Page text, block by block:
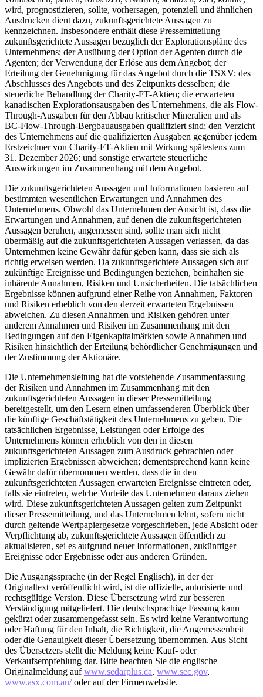
wird, prognostizieren, sollte, vorhersagen, potenziell und ähnlichen
Ausdrücken dient dazu, zukunftsgerichtete Aussagen zu
kennzeichnen. Insbesondere enthält diese Pressemitteilung
zukunftsgerichtete Aussagen bezüglich der Explorationspläne des
Unternehmens; der Ausübung der Option der Agenten durch die
Agenten; der Verwendung der Erlöse aus dem Angebot; der
Erteilung der Genehmigung für das Angebot durch die TSXV; des
Abschlusses des Angebots und des Zeitpunkts desselben; die
steuerliche Behandlung der Charity-FT-Aktien; die erwarteten
kanadischen Explorationsausgaben des Unternehmens, die als Flow-
Through-Ausgaben für den Abbau kritischer Mineralien und als
BC-Flow-Through-Bergbauausgaben qualifiziert sind; den Verzicht
des Unternehmens auf die qualifizierten Ausgaben gegenüber jedem
Erstzeichner von Charity-FT-Aktien mit Wirkung spätestens zum
31. Dezember 2026; und sonstige erwartete steuerliche
Auswirkungen im Zusammenhang mit dem Angebot.
Die zukunftsgerichteten Aussagen und Informationen basieren auf
bestimmten wesentlichen Erwartungen und Annahmen des
Unternehmens. Obwohl das Unternehmen der Ansicht ist, dass die
Erwartungen und Annahmen, auf denen die zukunftsgerichteten
Aussagen beruhen, angemessen sind, sollte man sich nicht
übermäßig auf die zukunftsgerichteten Aussagen verlassen, da das
Unternehmen keine Gewähr dafür geben kann, dass sie sich als
richtig erweisen werden. Da zukunftsgerichtete Aussagen sich auf
zukünftige Ereignisse und Bedingungen beziehen, beinhalten sie
inhärente Annahmen, Risiken und Unsicherheiten. Die tatsächlichen
Ergebnisse können aufgrund einer Reihe von Annahmen, Faktoren
und Risiken erheblich von den derzeit erwarteten Ergebnissen
abweichen. Zu diesen Annahmen und Risiken gehören unter
anderem Annahmen und Risiken im Zusammenhang mit den
Bedingungen auf den Eigenkapitalmärkten sowie Annahmen und
Risiken hinsichtlich der Erteilung behördlicher Genehmigungen und
der Zustimmung der Aktionäre.
Die Unternehmensleitung hat die vorstehende Zusammenfassung
der Risiken und Annahmen im Zusammenhang mit den
zukunftsgerichteten Aussagen in dieser Pressemitteilung
bereitgestellt, um den Lesern einen umfassenderen Überblick über
die künftige Geschäftstätigkeit des Unternehmens zu geben. Die
tatsächlichen Ergebnisse, Leistungen oder Erfolge des
Unternehmens können erheblich von den in diesen
zukunftsgerichteten Aussagen zum Ausdruck gebrachten oder
implizierten Ergebnissen abweichen; dementsprechend kann keine
Gewähr dafür übernommen werden, dass die in den
zukunftsgerichteten Aussagen erwarteten Ereignisse eintreten oder,
falls sie eintreten, welche Vorteile das Unternehmen daraus ziehen
wird. Diese zukunftsgerichteten Aussagen gelten zum Zeitpunkt
dieser Pressemitteilung, und das Unternehmen lehnt, sofern nicht
durch geltende Wertpapiergesetze vorgeschrieben, jede Absicht oder
Verpflichtung ab, zukunftsgerichtete Aussagen öffentlich zu
aktualisieren, sei es aufgrund neuer Informationen, zukünftiger
Ereignisse oder Ergebnisse oder aus anderen Gründen.
Die Ausgangssprache (in der Regel Englisch), in der der
Originaltext veröffentlicht wird, ist die offizielle, autorisierte und
rechtsgültige Version. Diese Übersetzung wird zur besseren
Verständigung mitgeliefert. Die deutschsprachige Fassung kann
gekürzt oder zusammengefasst sein. Es wird keine Verantwortung
oder Haftung für den Inhalt, die Richtigkeit, die Angemessenheit
oder die Genauigkeit dieser Übersetzung übernommen. Aus Sicht
des Übersetzers stellt die Meldung keine Kauf- oder
Verkaufsempfehlung dar. Bitte beachten Sie die englische
Originalmeldung aufwww.sedarplus.ca, www.sec.gov,
www.asx.com.au/oder auf der Firmenwebsite.